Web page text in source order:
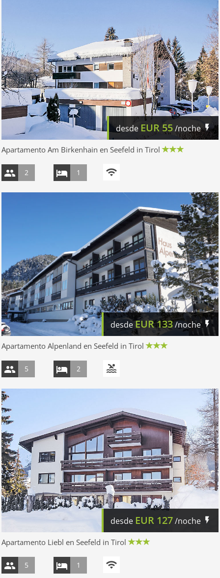
desde EUR 55/noche
Apartamento Am Birkenhain en Seefeld in Tirol
2 1
desdeEUR133/noche
Apartamento Alpenland en Seefeld in Tirol
5 2
desde EUR 127/noche
Apartamento Liebl en Seefeld in Tirol
5 1